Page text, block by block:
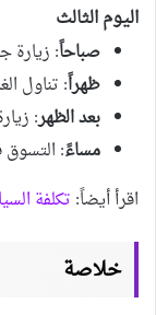
اليوم الثالث
صباحاً: زيارة
ظهراً: تناول
بعد الظهر:
مساءً:
اقرأ أيضاً: تكلفة
خلاصة